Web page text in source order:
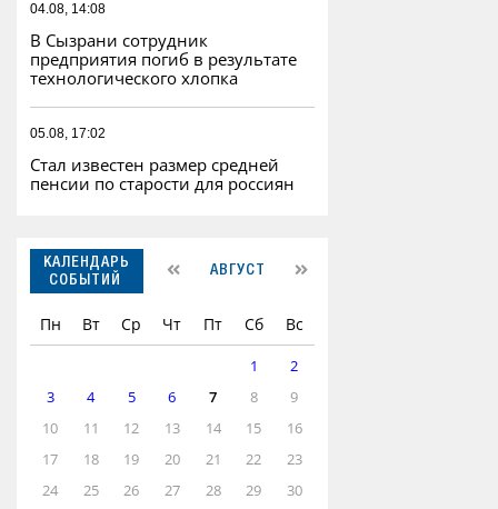
04.08, 14:08
В Сызрани сотрудник
предприятия погиб в результате
технологического хлопка
05.08, 17:02
Стал известен размер средней
пенсии по старости для россиян
КАЛЕНДАРЬ
СОБЫТИЙ
АВГУСТ
Пн Вт Ср Чт Пт Сб Вс
1
2
3
4 5 6 7 8
9
10
11 12 13 14 15
16
17
18 19 20 21 22
23
24
25 26 27 28 29 30